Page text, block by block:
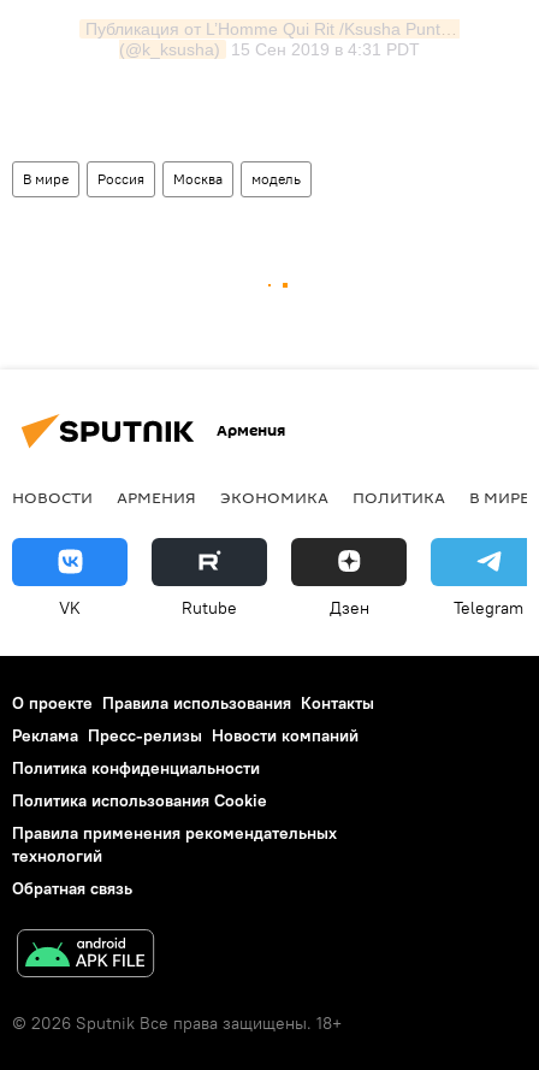
Публикация от L’Homme Qui Rit /Ksusha Puntus
(@k_ksusha)
15 Сен 2019 в 4:31 PDT
В мире Россия Москва модель
Армения
НОВОСТИ АРМЕНИЯ ЭКОНОМИКА ПОЛИТИКА В МИРЕ
VK Rutube Дзен Telegram
О проекте Правила использования Контакты
Реклама Пресс-релизы Новости компаний
Политика конфиденциальности
Политика использования Cookie
Правила применения рекомендательных
технологий
Обратная связь
© 2026 Sputnik Все права защищены. 18+